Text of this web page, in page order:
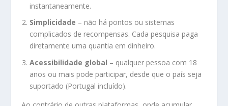
instantaneamente.
Simplicidade – não há pontos ou sistemas
complicados de recompensas. Cada pesquisa paga
diretamente uma quantia em dinheiro.
Acessibilidade global – qualquer pessoa com 18
anos ou mais pode participar, desde que o país seja
suportado (Portugal incluído).